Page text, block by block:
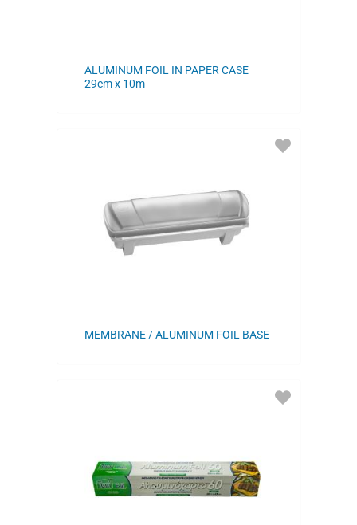
ALUMINUM FOIL IN PAPER CASE
29cm x 10m
MEMBRANE / ALUMINUM FOIL BASE
ADD
ADD